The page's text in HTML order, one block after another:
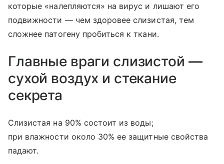
которые «налепляются» на вирус и лишают его
подвижности — чем здоровее слизистая, тем
сложнее патогену пробиться к ткани.
Главные враги слизистой —
сухой воздух и стекание
секрета
Слизистая на 90% состоит из воды;
при влажности около 30% ее защитные свойства
падают.